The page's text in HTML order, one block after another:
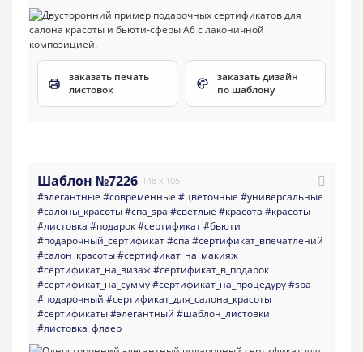
заказать печать
листовок
заказать дизайн
по шаблону
Шаблон №7226 148 x 105
#элегантные #современные #цветочные #универсальные
#салоны_красоты#спа_spa #светлые #красота #красоты
#листовка #подарок#сертификат#бьюти
#подарочный_сертификат#спа #сертификат_впечатлений
#салон_красоты#сертификат_на_макияж
#сертификат_на_визаж#сертификат_в_подарок
#сертификат_на_сумму#сертификат_на_процедуру#spa
#подарочный #сертификат_для_салона_красоты
#сертификаты#элегантный #шаблон_листовки
#листовка_флаер